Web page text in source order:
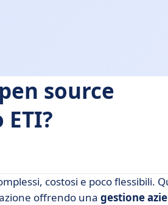
source
costosi e poco flessibili.
offrendo una gestione